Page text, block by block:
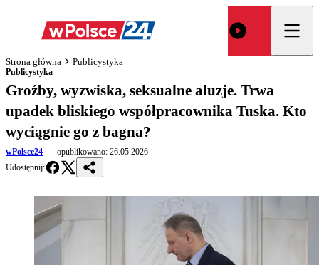
Strona główna Publicystyka
Publicystyka
Groźby, wyzwiska, seksualne aluzje. Trwa
upadek bliskiego współpracownika Tuska. Kto
wyciągnie go z bagna?
wPolsce24 opublikowano: 26.05.2026
Udostępnij: